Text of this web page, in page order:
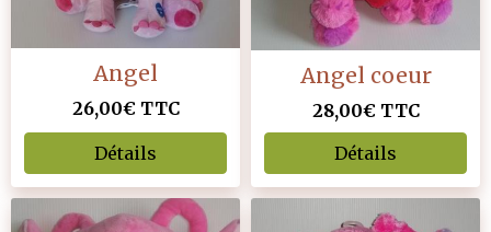
Angel
26,00€ TTC
Détails
Angel coeur
28,00€ TTC
Détails